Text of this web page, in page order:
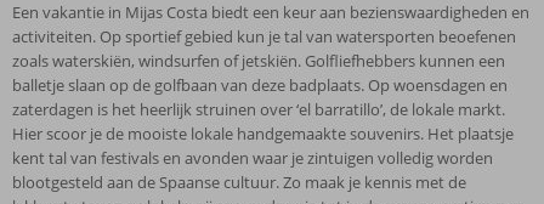
Een vakantie in Mijas Costa biedt een keur aan bezienswaardigheden en
activiteiten. Op sportief gebied kun je tal van watersporten beoefenen
zoals waterskiën, windsurfen of jetskiën. Golfliefhebbers kunnen een
balletje slaan op de golfbaan van deze badplaats. Op woensdagen en
zaterdagen is het heerlijk struinen over ‘el barratillo’, de lokale markt.
Hier scoor je de mooiste lokale handgemaakte souvenirs. Het plaatsje
kent tal van festivals en avonden waar je zintuigen volledig worden
blootgesteld aan de Spaanse cultuur. Zo maak je kennis met de